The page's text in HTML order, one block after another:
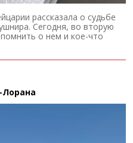
рассказала о судьбе
Сегодня, во вторую
о нем и кое-что